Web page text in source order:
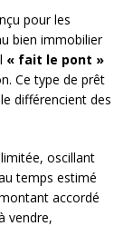
pour les
bien immobilier
« fait le pont »
Ce type de prêt
différencient des
oscillant
temps estimé
accordé
vendre,